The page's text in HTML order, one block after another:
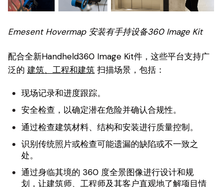
Emesent Hovermap 安装有手持设备360 Image Kit
配合全新Handheld360 Image Kit件，这些平台支持广
泛的 建筑、工程和建筑 扫描场景，包括：
现场记录和进度跟踪。
安全检查，以确定潜在危险并确认合规性。
通过检查建筑材料、结构和安装进行质量控制。
识别传统照片或检查可能遗漏的缺陷或不一致之
处。
通过身临其境的 360 度全景图像进行设计和规
划，让建筑师、工程师及其客户直观地了解项目情